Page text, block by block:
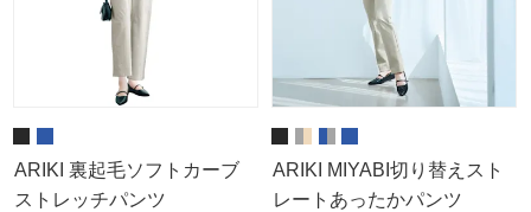
ARIKI 裏起毛ソフトカーブ
ストレッチパンツ
ARIKI MIYABI切り替えスト
レートあったかパンツ